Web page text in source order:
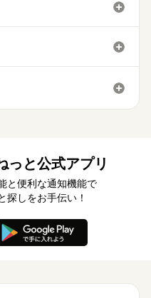
っと公式アプリ
と便利な通知機能で
探しをお手伝い！